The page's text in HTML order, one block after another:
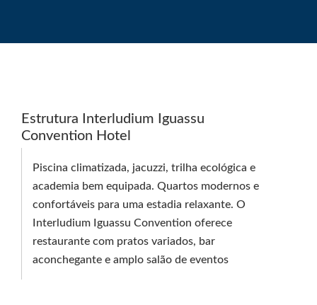
Estrutura Interludium Iguassu
Convention Hotel
Piscina climatizada, jacuzzi, trilha ecológica e
academia bem equipada. Quartos modernos e
confortáveis para uma estadia relaxante. O
Interludium Iguassu Convention oferece
restaurante com pratos variados, bar
aconchegante e amplo salão de eventos